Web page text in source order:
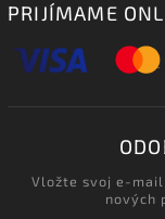
PRIJÍMAME
Vložte svoj e-
nových